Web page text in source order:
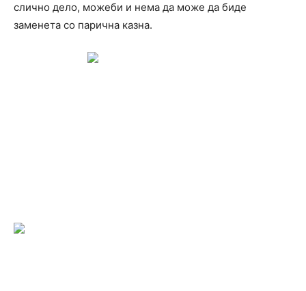
слично дело, можеби и нема да може да биде
заменета со парична казна.